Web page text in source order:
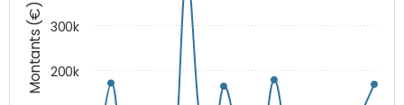
Montants (€) 200k
300k